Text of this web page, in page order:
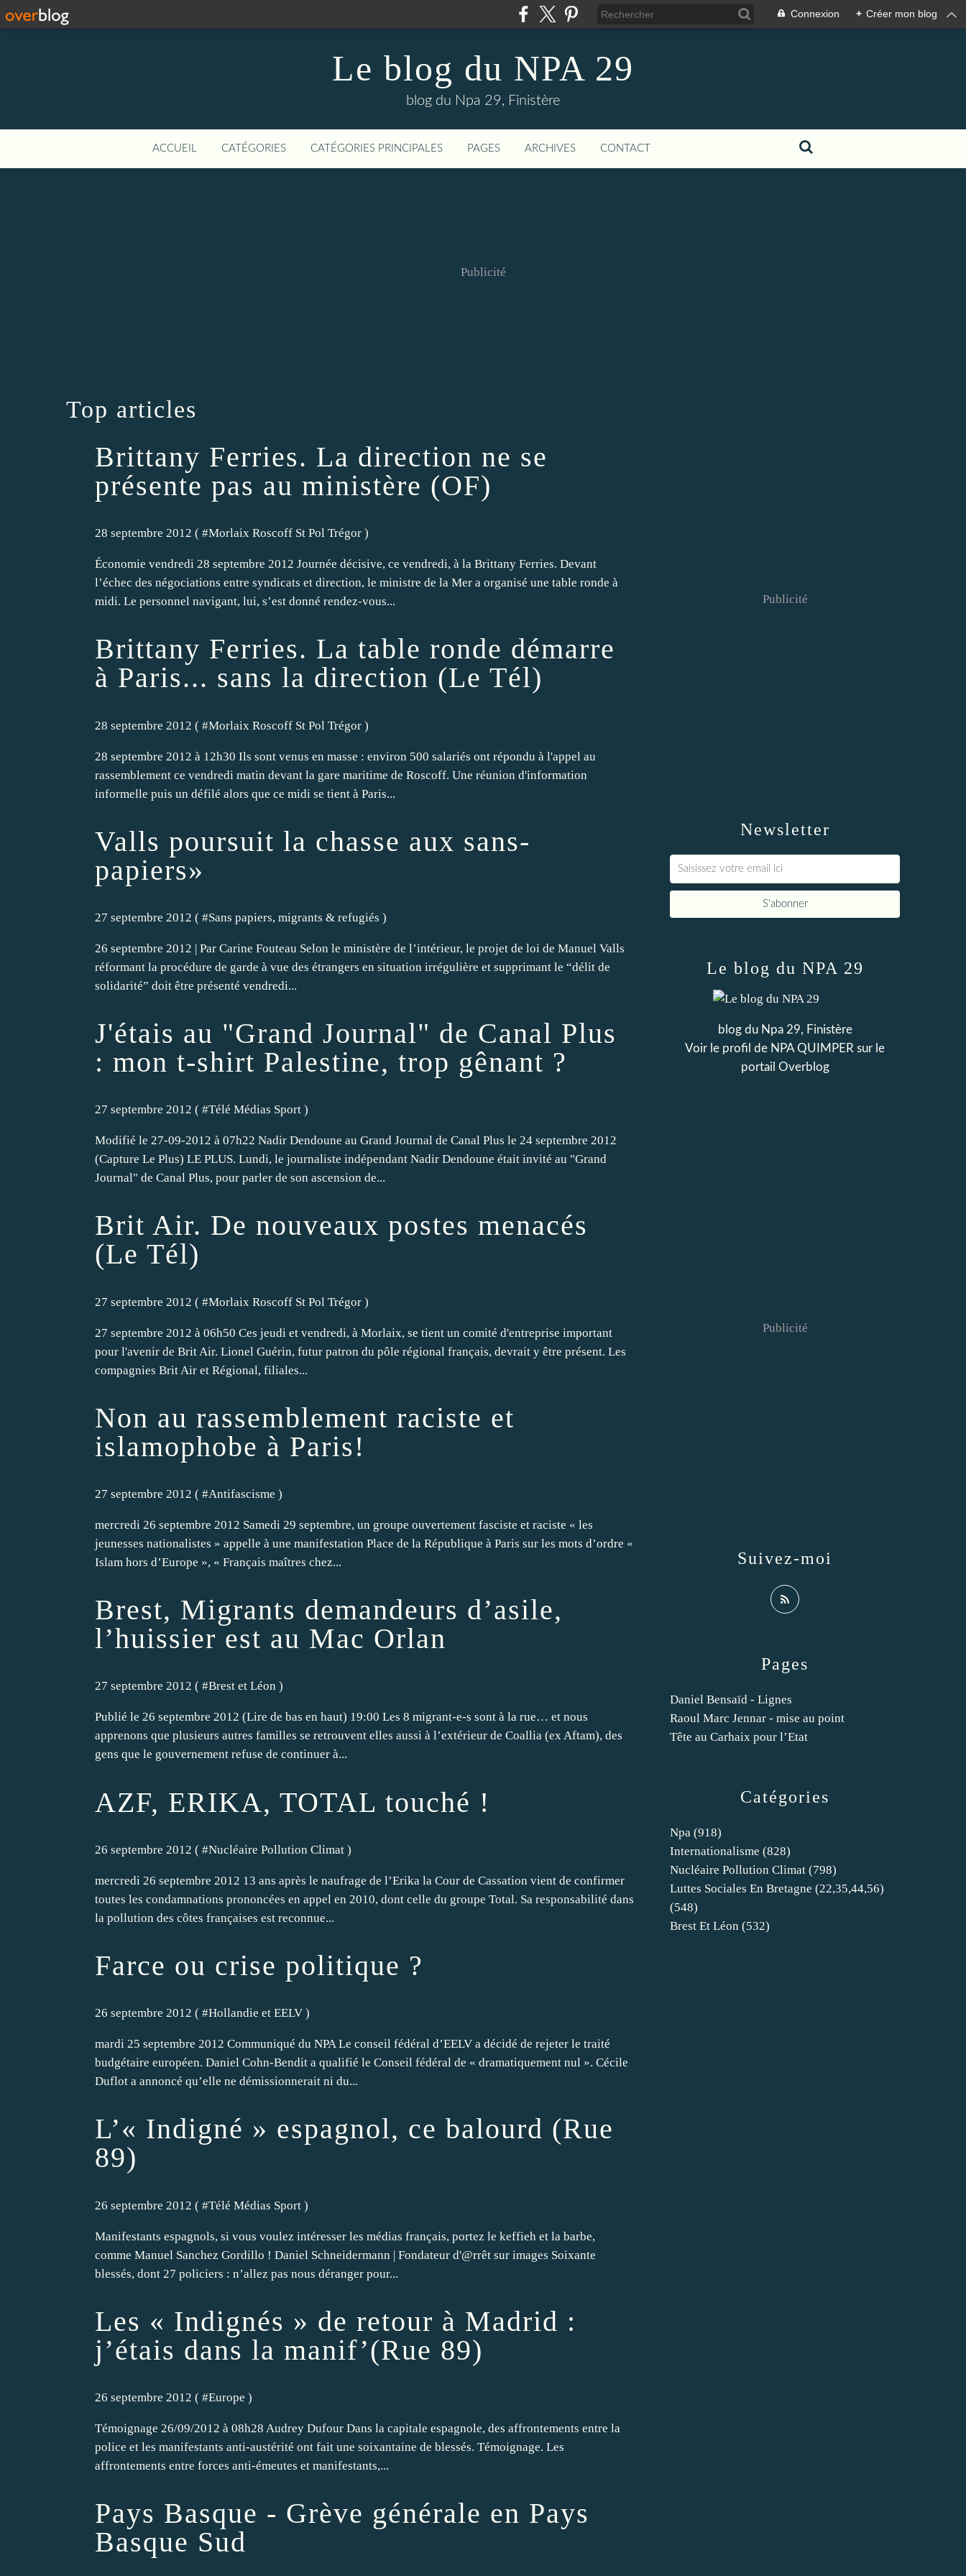
Connexion + Créer mon blog
Le blog du NPA 29
blog du Npa 29, Finistère
ACCUEIL CATÉGORIES CATÉGORIES PRINCIPALES PAGES ARCHIVES CONTACT
Publicité
Top articles
Brittany Ferries. La direction ne se
présente pas au ministère (OF)
28 septembre 2012 ( #Morlaix Roscoff St Pol Trégor )
Économie vendredi 28 septembre 2012 Journée décisive, ce vendredi, à la Brittany Ferries. Devant
l’échec des négociations entre syndicats et direction, le ministre de la Mer a organisé une table ronde à
midi. Le personnel navigant, lui, s’est donné rendez-vous...
Brittany Ferries. La table ronde démarre
à Paris... sans la direction (Le Tél)
28 septembre 2012 ( #Morlaix Roscoff St Pol Trégor )
28 septembre 2012 à 12h30 Ils sont venus en masse : environ 500 salariés ont répondu à l'appel au
rassemblement ce vendredi matin devant la gare maritime de Roscoff. Une réunion d'information
informelle puis un défilé alors que ce midi se tient à Paris...
Valls poursuit la chasse aux sans-
papiers»
27 septembre 2012 ( #Sans papiers, migrants & refugiés )
26 septembre 2012 | Par Carine Fouteau Selon le ministère de l’intérieur, le projet de loi de Manuel Valls
réformant la procédure de garde à vue des étrangers en situation irrégulière et supprimant le “délit de
solidarité” doit être présenté vendredi...
J'étais au "Grand Journal" de Canal Plus
: mon t-shirt Palestine, trop gênant ?
27 septembre 2012 ( #Télé Médias Sport )
Modifié le 27-09-2012 à 07h22 Nadir Dendoune au Grand Journal de Canal Plus le 24 septembre 2012
(Capture Le Plus) LE PLUS. Lundi, le journaliste indépendant Nadir Dendoune était invité au "Grand
Journal" de Canal Plus, pour parler de son ascension de...
Brit Air. De nouveaux postes menacés
(Le Tél)
27 septembre 2012 ( #Morlaix Roscoff St Pol Trégor )
27 septembre 2012 à 06h50 Ces jeudi et vendredi, à Morlaix, se tient un comité d'entreprise important
pour l'avenir de Brit Air. Lionel Guérin, futur patron du pôle régional français, devrait y être présent. Les
compagnies Brit Air et Régional, filiales...
Non au rassemblement raciste et
islamophobe à Paris!
27 septembre 2012 ( #Antifascisme )
mercredi 26 septembre 2012 Samedi 29 septembre, un groupe ouvertement fasciste et raciste « les
jeunesses nationalistes » appelle à une manifestation Place de la République à Paris sur les mots d’ordre «
Islam hors d’Europe », « Français maîtres chez...
Brest, Migrants demandeurs d’asile,
l’huissier est au Mac Orlan
27 septembre 2012 ( #Brest et Léon )
Publié le 26 septembre 2012 (Lire de bas en haut) 19:00 Les 8 migrant-e-s sont à la rue… et nous
apprenons que plusieurs autres familles se retrouvent elles aussi à l’extérieur de Coallia (ex Aftam), des
gens que le gouvernement refuse de continuer à...
AZF, ERIKA, TOTAL touché !
26 septembre 2012 ( #Nucléaire Pollution Climat )
mercredi 26 septembre 2012 13 ans après le naufrage de l’Erika la Cour de Cassation vient de confirmer
toutes les condamnations prononcées en appel en 2010, dont celle du groupe Total. Sa responsabilité dans
la pollution des côtes françaises est reconnue...
Farce ou crise politique ?
26 septembre 2012 ( #Hollandie et EELV )
mardi 25 septembre 2012 Communiqué du NPA Le conseil fédéral d’EELV a décidé de rejeter le traité
budgétaire européen. Daniel Cohn-Bendit a qualifié le Conseil fédéral de « dramatiquement nul ». Cécile
Duflot a annoncé qu’elle ne démissionnerait ni du...
L’« Indigné » espagnol, ce balourd (Rue
89)
26 septembre 2012 ( #Télé Médias Sport )
Manifestants espagnols, si vous voulez intéresser les médias français, portez le keffieh et la barbe,
comme Manuel Sanchez Gordillo ! Daniel Schneidermann | Fondateur d'@rrêt sur images Soixante
blessés, dont 27 policiers : n’allez pas nous déranger pour...
Les « Indignés » de retour à Madrid :
j’étais dans la manif’(Rue 89)
26 septembre 2012 ( #Europe )
Témoignage 26/09/2012 à 08h28 Audrey Dufour Dans la capitale espagnole, des affrontements entre la
police et les manifestants anti-austérité ont fait une soixantaine de blessés. Témoignage. Les
affrontements entre forces anti-émeutes et manifestants,...
Pays Basque - Grève générale en Pays
Basque Sud
Newsletter
Publicité
Catégories
Npa (918)
Internationalisme (828)
Nucléaire Pollution Climat (798)
Luttes Sociales En Bretagne (22,35,44,56)
(548)
Brest Et Léon (532)
Pages
Daniel Bensaïd - Lignes
Raoul Marc Jennar - mise au point
Tête au Carhaix pour l’Etat
Le blog du NPA 29
blog du Npa 29, Finistère
Voir le profil de NPA QUIMPER sur le
portail Overblog
Suivez-moi
Publicité